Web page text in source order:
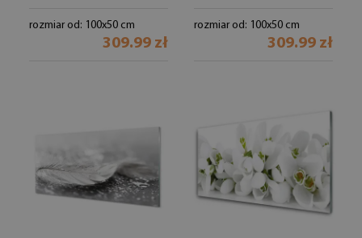
rozmiar od: 100x50 cm
309.99 zł
rozmiar od: 100x50 cm
309.99 zł